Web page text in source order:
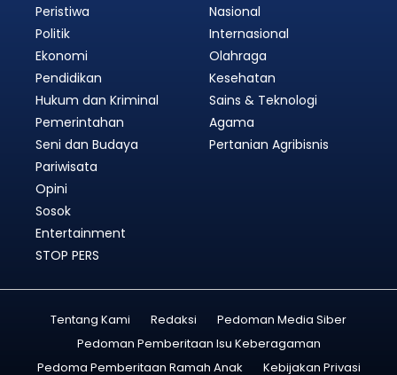
Peristiwa
Politik
Ekonomi
Pendidikan
Hukum dan Kriminal
Pemerintahan
Nasional
Internasional
Olahraga
Kesehatan
Sains & Teknologi
Agama
Seni dan Budaya
Pariwisata
Opini
Sosok
Entertainment
STOP PERS
Pertanian Agribisnis
Tentang Kami Redaksi
Pedoman Media Siber
Pedoman Pemberitaan Isu Keberagaman
Pedoma Pemberitaan Ramah Anak
Kebijakan Privasi